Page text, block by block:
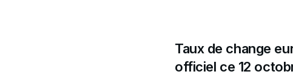
Taux de change
officiel ce 12